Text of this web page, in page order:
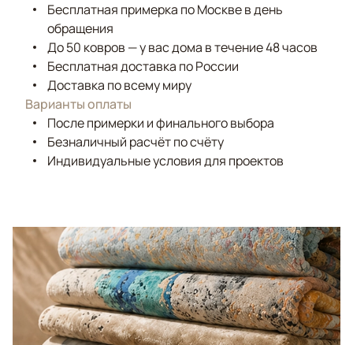
Бесплатная примерка по Москве в день
обращения
До 50 ковров — у вас дома в течение 48 часов
Бесплатная доставка по России
Доставка по всему миру
Варианты оплаты
После примерки и финального выбора
Безналичный расчёт по счёту
Индивидуальные условия для проектов